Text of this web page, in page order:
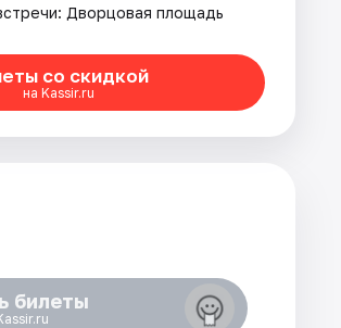
Дворцовая площадь
со скидкой
на Kassir.ru
билеты